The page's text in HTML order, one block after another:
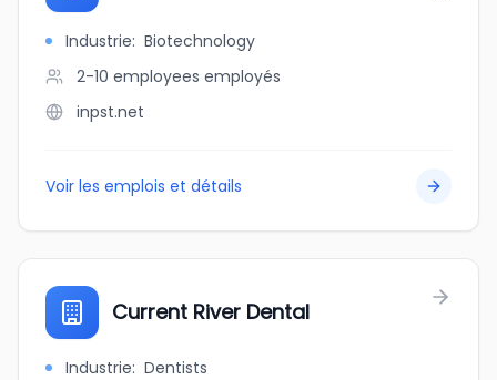
Industrie: Biotechnology
2-10 employees employés
inpst.net
Voir les emplois et détails
Current River Dental
Industrie: Dentists